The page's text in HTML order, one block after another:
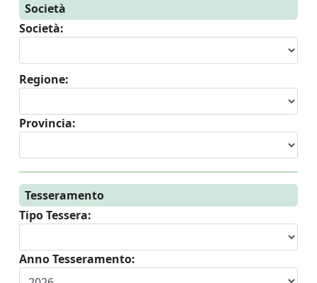
Società
Società:
Regione:
Provincia:
Tesseramento
Tipo Tessera:
Anno Tesseramento: